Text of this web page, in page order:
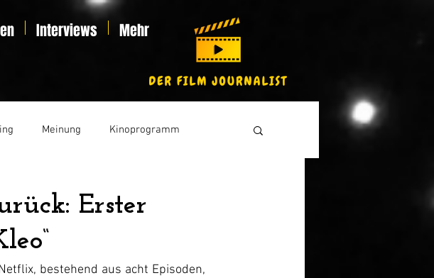
Interviews Mehr
Meinung Kinoprogramm
Erster
bestehend aus acht Episoden,